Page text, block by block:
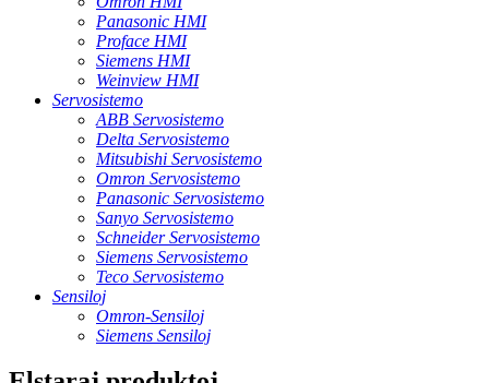
Panasonic HMI
Proface HMI
Siemens HMI
Weinview HMI
Servosistemo
ABB Servosistemo
Delta Servosistemo
Mitsubishi Servosistemo
Omron Servosistemo
Panasonic Servosistemo
Sanyo Servosistemo
Schneider Servosistemo
Siemens Servosistemo
Teco Servosistemo
Sensiloj
Omron-Sensiloj
Siemens Sensiloj